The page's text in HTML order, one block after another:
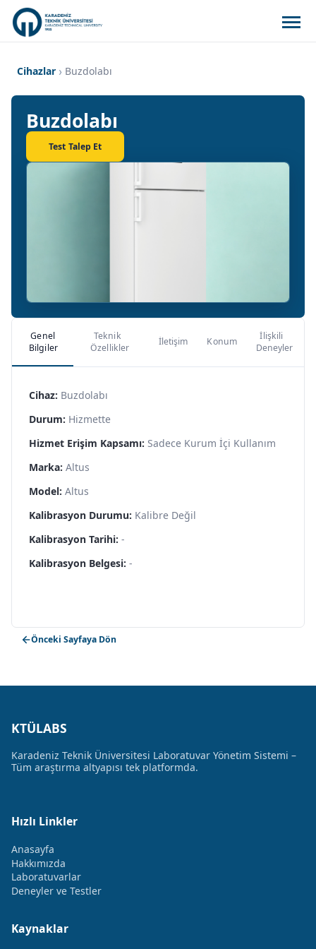
Cihazlar Buzdolabı
Buzdolabı
Test Talep Et
Genel
Bilgiler
Teknik
Özellikler
İletişim Konum
İlişkili
Deneyler
Cihaz: Buzdolabı
Durum: Hizmette
Hizmet Erişim Kapsamı: Sadece Kurum İçi Kullanım
Marka: Altus
Model: Altus
Kalibrasyon Durumu: Kalibre Değil
Kalibrasyon Tarihi: -
Kalibrasyon Belgesi: -
Önceki Sayfaya Dön
KTÜLABS
Karadeniz Teknik Üniversitesi Laboratuvar Yönetim Sistemi –
Tüm araştırma altyapısı tek platformda.
Hızlı Linkler
Anasayfa
Hakkımızda
Laboratuvarlar
Deneyler ve Testler
Kaynaklar